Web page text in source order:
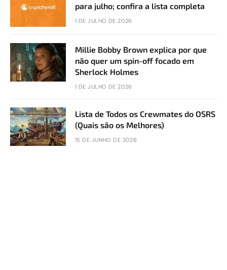
para julho; confira a lista completa
1 DE JULHO DE 2026
Millie Bobby Brown explica por que
não quer um spin-off focado em
Sherlock Holmes
1 DE JULHO DE 2026
Lista de Todos os Crewmates do OSRS
(Quais são os Melhores)
15 DE JUNHO DE 2026